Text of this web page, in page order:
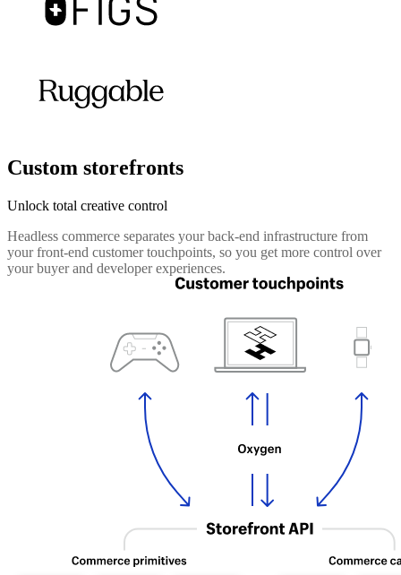
Custom storefronts
Unlock total creative control
Headless commerce separates your back-end infrastructure from
your front-end customer touchpoints, so you get more control over
your buyer and developer experiences.